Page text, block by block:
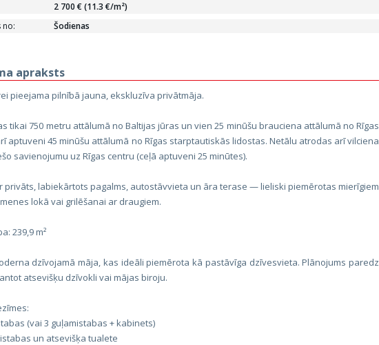
2 700 € (11.3 €/m²)
no:
Šodienas
apraksts
pieejama pilnībā jauna, ekskluzīva privātmāja.
tikai 750 metru attālumā no Baltijas jūras un vien 25 minūšu brauciena attālumā no Rīgas
aptuveni 45 minūšu attālumā no Rīgas starptautiskās lidostas. Netālu atrodas arī vilciena
savienojumu uz Rīgas centru (ceļā aptuveni 25 minūtes).
privāts, labiekārtots pagalms, autostāvvieta un āra terase — lieliski piemērotas mierīgiem
lokā vai grilēšanai ar draugiem.
239,9 m²
dzīvojamā māja, kas ideāli piemērota kā pastāvīga dzīvesvieta. Plānojums paredz
atsevišķu dzīvokli vai mājas biroju.
(vai 3 guļamistabas + kabinets)
un atsevišķa tualete